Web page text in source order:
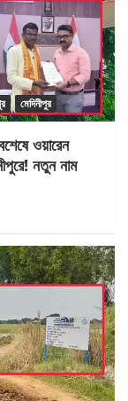
মেদিনীপুর
ওয়ারেন
নতুন নাম